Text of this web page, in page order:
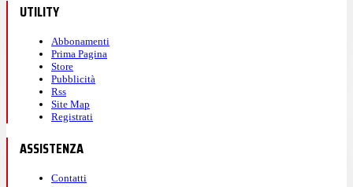
UTILITY
Abbonamenti
Prima Pagina
Store
Pubblicità
Rss
Site Map
Registrati
ASSISTENZA
Contatti